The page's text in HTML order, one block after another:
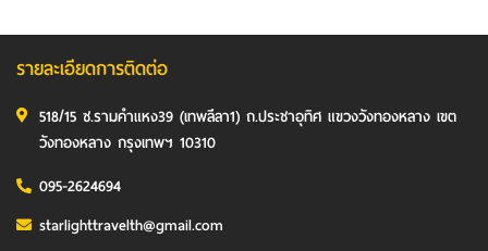
รายละเอียดการติดต่อ
518/15 ซ.รามคำแหง39 (เทพลีลา1) ถ.ประชาอุทิศ แขวงวังทองหลาง เขต
วังทองหลาง กรุงเทพฯ 10310
095-2624694
starlighttravelth@gmail.com